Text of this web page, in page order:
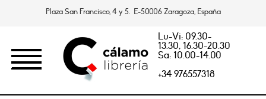
Plaza San Francisco, 4 y 5. E-50006 Zaragoza, España
Lu-Vi: 09.30-
13.30, 16.30-20.30
Sa: 10.00-14.00
+34 976557318